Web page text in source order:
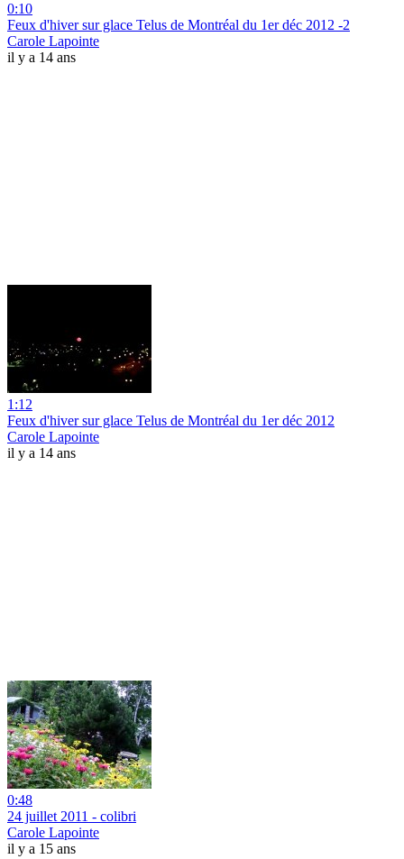
0:10
Feux d'hiver sur glace Telus de Montréal du 1er déc 2012 -2
Carole Lapointe
il y a 14 ans
1:12
Feux d'hiver sur glace Telus de Montréal du 1er déc 2012
Carole Lapointe
il y a 14 ans
0:48
24 juillet 2011 - colibri
Carole Lapointe
il y a 15 ans